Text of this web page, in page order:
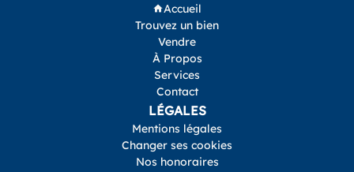
Accueil
Trouvez un bien
Vendre
À Propos
Services
Contact
LÉGALES
Mentions légales
Changer ses cookies
Nos honoraires